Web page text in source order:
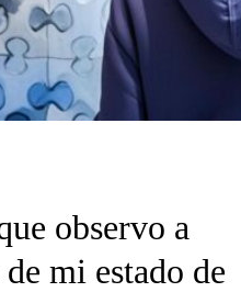
observo a
mi estado de